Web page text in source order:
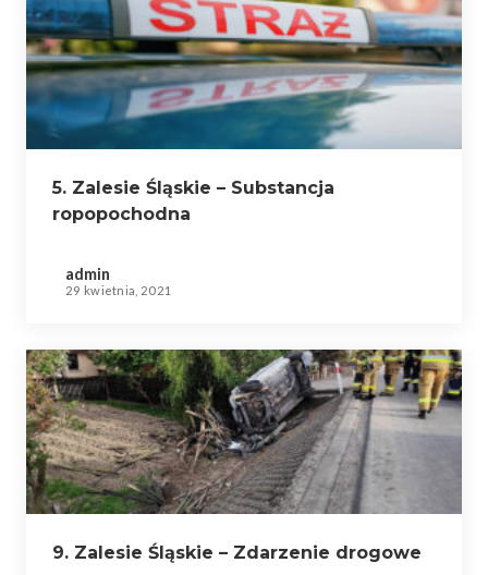
5. Zalesie Śląskie – Substancja
ropopochodna
admin
29 kwietnia, 2021
9. Zalesie Śląskie – Zdarzenie drogowe